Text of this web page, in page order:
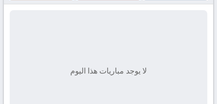
لا يوجد مباريات هذا اليوم